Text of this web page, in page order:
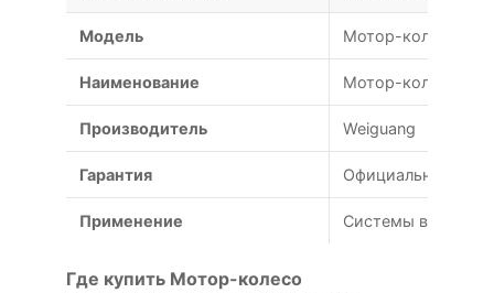
Модель Мотор-колесо
Наименование Мотор-колесо
Производитель Weiguang
Гарантия Официальная
Применение Системы
Где купить Мотор-колесо